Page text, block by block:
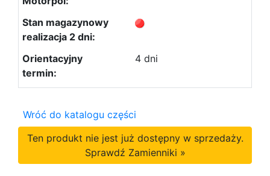
4 dni
Wróć do katalogu części
Ten produkt nie jest już dostępny w sprzedaży.
Sprawdź Zamienniki »